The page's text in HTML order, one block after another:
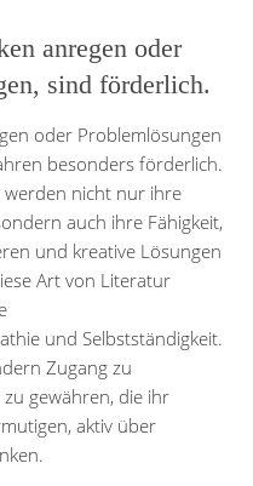
anregen oder
sind förderlich.
oder Problemlösungen
besonders förderlich.
werden nicht nur ihre
auch ihre Fähigkeit,
und kreative Lösungen
Art von Literatur
und Selbstständigkeit.
Zugang zu
gewähren, die ihr
aktiv über